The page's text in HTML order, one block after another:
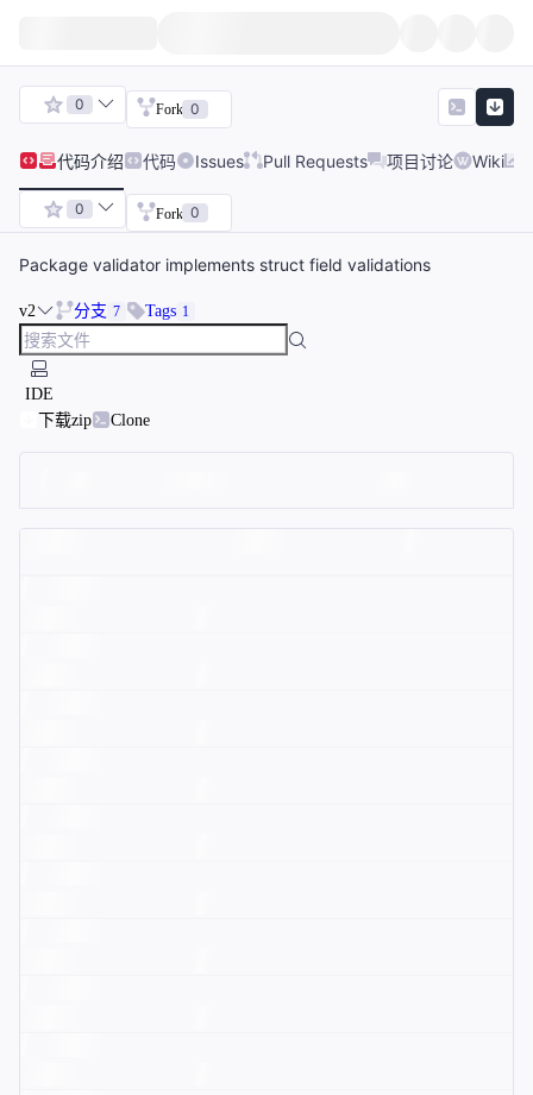
0 Fork 0
代码介绍 代码 Issues Pull Requests 项目讨论 Wiki
0 Fork 0
Package validator implements struct field validations
v2 分支 7 Tags 1
IDE
下载zip
Clone